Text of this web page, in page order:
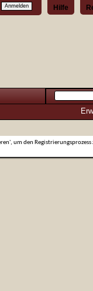
Hilfe
um den Registrierungsprozess